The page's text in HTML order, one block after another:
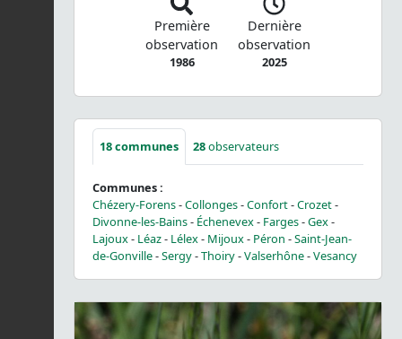
Première
observation
1986
Dernière
observation
2025
18communes 28observateurs
Communes :
Chézery-Forens-Collonges-Confort-Crozet-
Divonne-les-Bains- Échenevex- Farges-Gex-
Lajoux- Léaz- Lélex- Mijoux- Péron -Saint-Jean-
de-Gonville-Sergy-Thoiry-Valserhône-Vesancy